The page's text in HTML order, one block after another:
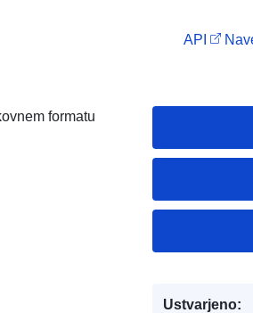
API
formatu
Ustvarjeno: